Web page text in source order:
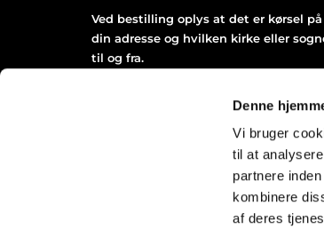
Denne
Vi bruger
til at
partnere
kombinere
af deres
Ved bestilling oplys at det er kørsel på
din adresse og hvilken kirke eller
til og fra.
12.00 på Næstved Taxa 55 77 34 34.